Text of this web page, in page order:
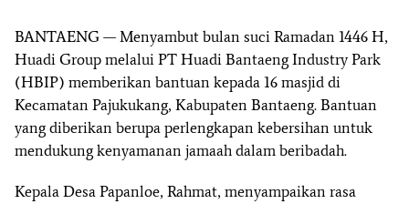
BANTAENG — Menyambut bulan suci Ramadan 1446 H,
Huadi Group melalui PT Huadi Bantaeng Industry Park
(HBIP) memberikan bantuan kepada 16 masjid di
Kecamatan Pajukukang, Kabupaten Bantaeng. Bantuan
yang diberikan berupa perlengkapan kebersihan untuk
mendukung kenyamanan jamaah dalam beribadah.
Kepala Desa Papanloe, Rahmat, menyampaikan rasa